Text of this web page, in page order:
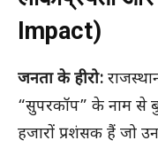
Impact)
जनता के हीरो:
“सुपरकॉप” के नाम से
हजारों प्रशंसक हैं जो